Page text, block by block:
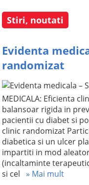
Stiri, noutati
Evidenta
randomizat
MEDICALA: Eficienta
balansoar rigida in
pacientii cu diabet si
clinic randomizat
diabetica si un ulcer
impartiti in mod
(incaltaminte
si cel » Mai mult